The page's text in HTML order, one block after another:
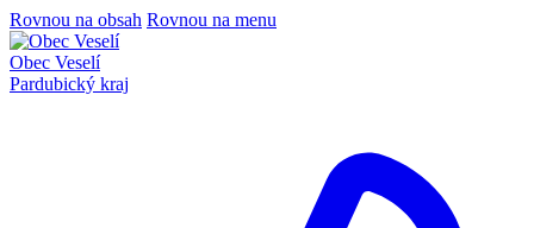
Rovnou na obsah Rovnou na menu
Obec Veselí
Pardubický kraj